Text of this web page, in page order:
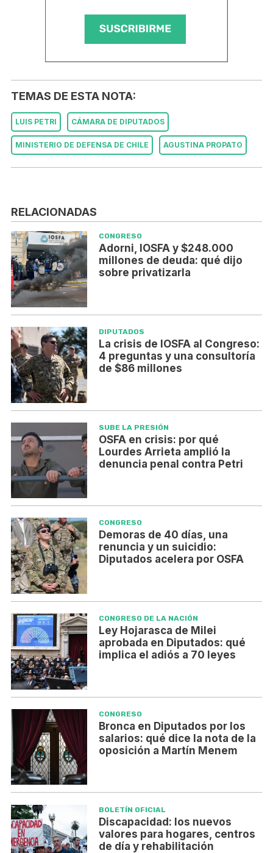
TEMAS DE ESTA NOTA:
LUIS PETRI CÁMARA DE DIPUTADOS
MINISTERIO DE DEFENSA DE CHILE AGUSTINA PROPATO
RELACIONADAS
CONGRESO
Adorni, IOSFA y $248.000
millones de deuda: qué dijo
sobre privatizarla
DIPUTADOS
La crisis de IOSFA al Congreso:
4 preguntas y una consultoría
de $86 millones
SUBE LA PRESIÓN
OSFA en crisis: por qué
Lourdes Arrieta amplió la
denuncia penal contra Petri
CONGRESO
Demoras de 40 días, una
renuncia y un suicidio:
Diputados acelera por OSFA
CONGRESO DE LA NACIÓN
Ley Hojarasca de Milei
aprobada en Diputados: qué
implica el adiós a 70 leyes
CONGRESO
Bronca en Diputados por los
salarios: qué dice la nota de la
oposición a Martín Menem
BOLETÍN OFICIAL
Discapacidad: los nuevos
valores para hogares, centros
de día y rehabilitación